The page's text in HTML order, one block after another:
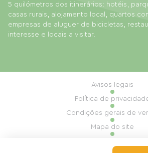
5 quilómetros dos itinerários: hotéis,
casas rurais, alojamento local, quartos
empresas de aluguer de bicicletas,
interesse e locais a visitar.
Avisos legais
Política de
Condições gerais de
Mapa do site